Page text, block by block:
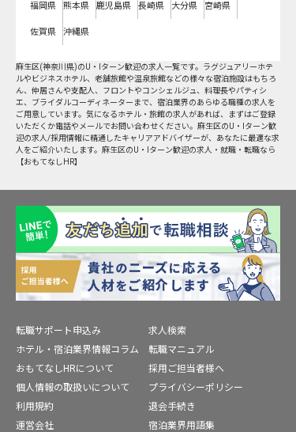
福岡県 熊本県 鹿児島県 長崎県 大分県 宮崎県
佐賀県 沖縄県
麻生区(神奈川県)のU・Iターン歓迎の求人一覧です。ラグジュアリーホテ
ルやビジネスホテル、老舗旅館や温泉旅館などの様々な宿泊施設はもちろ
ん、仲居さんや支配人、フロントやコンシェルジュ、料理長やパティシ
エ、ブライダルコーディネーターまで、宿泊業界のあらゆる職種の求人を
ご用意しています。気になるホテル・旅館の求人があれば、まずはご登録
いただくか電話やメールでお問い合わせください。麻生区のU・Iターン歓
迎の求人/採用情報に精通したキャリアアドバイザーが、あなたに最適な求
人をご紹介いたします。麻生区のU・Iターン歓迎の求人・就職・転職なら
【おもてなしHR】
転職サポート申込み
求人検索
ホテル・宿泊業界情報コラム
転職マニュアル
おもてなしHRについて
採用ご担当者様へ
個人情報の取扱いについて
プライバシーポリシー
利用規約
退会手続き
運営会社
宿泊業界用語集